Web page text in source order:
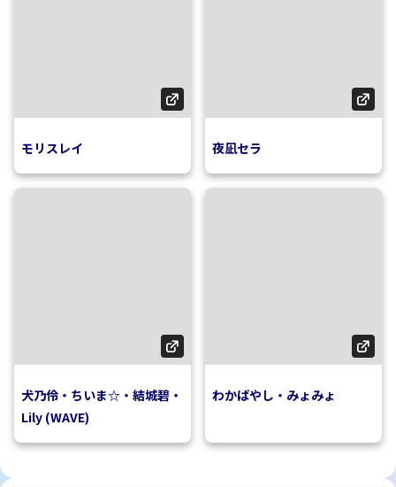
モリスレイ 夜凪セラ
犬乃伶・ちいま☆・結城碧・
Lily (WAVE)
わかばやし・みょみょ